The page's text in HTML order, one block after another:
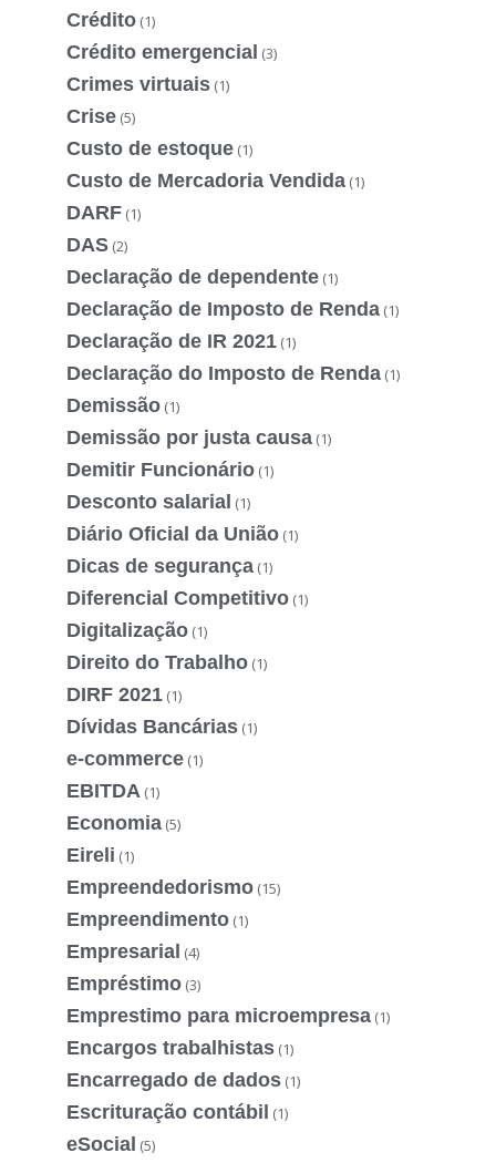
Crédito (1)
Crédito emergencial (3)
Crimes virtuais (1)
Crise (5)
Custo de estoque (1)
Custo de Mercadoria Vendida (1)
DARF (1)
DAS (2)
Declaração de dependente (1)
Declaração de Imposto de Renda (1)
Declaração de IR 2021 (1)
Declaração do Imposto de Renda (1)
Demissão (1)
Demissão por justa causa (1)
Demitir Funcionário (1)
Desconto salarial (1)
Diário Oficial da União (1)
Dicas de segurança (1)
Diferencial Competitivo (1)
Digitalização (1)
Direito do Trabalho (1)
DIRF 2021 (1)
Dívidas Bancárias (1)
e-commerce (1)
EBITDA (1)
Economia (5)
Eireli (1)
Empreendedorismo (15)
Empreendimento (1)
Empresarial (4)
Empréstimo (3)
Emprestimo para microempresa (1)
Encargos trabalhistas (1)
Encarregado de dados (1)
Escrituração contábil (1)
eSocial (5)